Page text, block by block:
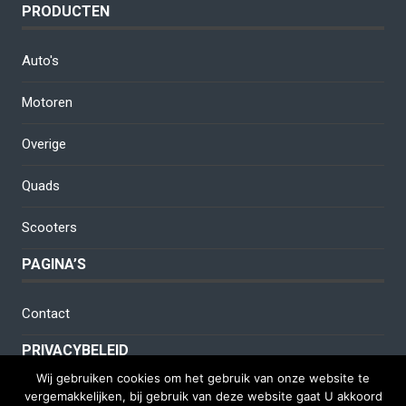
PRODUCTEN
Auto's
Motoren
Overige
Quads
Scooters
PAGINA’S
Contact
PRIVACYBELEID
Wij gebruiken cookies om het gebruik van onze website te
vergemakkelijken, bij gebruik van deze website gaat U akkoord